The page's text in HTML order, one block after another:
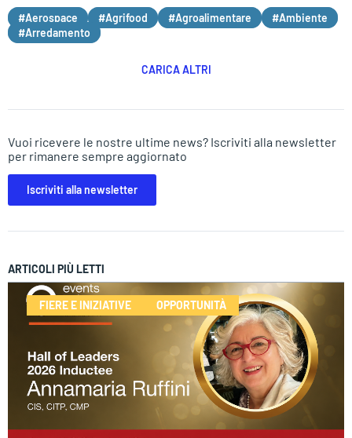
#Aerospace #Agrifood #Agroalimentare
#Ambiente
#Arredamento
CARICA ALTRI
Vuoi ricevere le nostre ultime news? Iscriviti alla newsletter
per rimanere sempre aggiornato
Iscriviti alla newsletter
ARTICOLI PIÙ LETTI
FIERE E INIZIATIVE OPPORTUNITÀ